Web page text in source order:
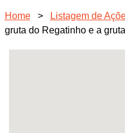
Home > Listagem de
gruta do Regatinho e a